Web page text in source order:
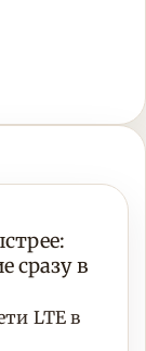
сразу в
LTE в